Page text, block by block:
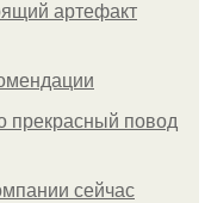
артефакт
прекрасный повод
сейчас